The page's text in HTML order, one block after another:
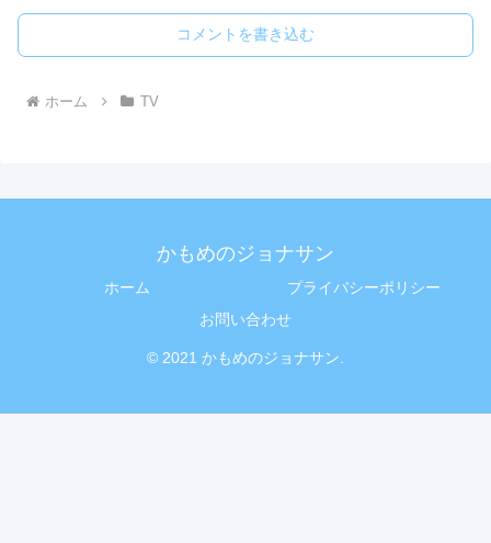
コメントを書き込む
ホーム TV
かもめのジョナサン
ホーム
プライバシーポリシー
お問い合わせ
© 2021 かもめのジョナサン.